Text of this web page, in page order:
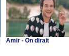
Amir - On dirait